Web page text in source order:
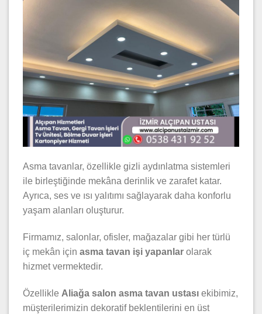
Asma tavanlar, özellikle gizli aydınlatma sistemleri
ile birleştiğinde mekâna derinlik ve zarafet katar.
Ayrıca, ses ve ısı yalıtımı sağlayarak daha konforlu
yaşam alanları oluşturur.
Firmamız, salonlar, ofisler, mağazalar gibi her türlü
iç mekân için asma tavan işi yapanlar olarak
hizmet vermektedir.
Özellikle Aliağa salon asma tavan ustası ekibimiz,
müşterilerimizin dekoratif beklentilerini en üst